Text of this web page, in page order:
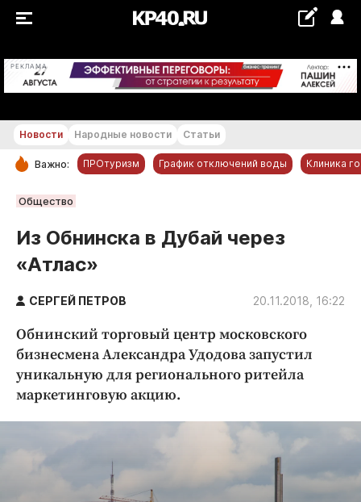
РЕКЛАМА +23...+24 °С
РУБРИКИ
Обнинск
Новости компаний
Статьи
Народные новости
Авто и транспорт
Благоустройство
Криминал
Культура
Недвижимость и ЖКХ
Образование
Погода
Новости Народные новости Статьи
Важно: ПРОтуризм График отключений воды Клиника
Общество
Из Обнинска в Дубай через
«Атлас»
СЕРГЕЙ ПЕТРОВ 20.11.2018, 16:22
Обнинский торговый центр московского
бизнесмена Александра Удодова запустил
уникальную для регионального ритейла
маркетинговую акцию.